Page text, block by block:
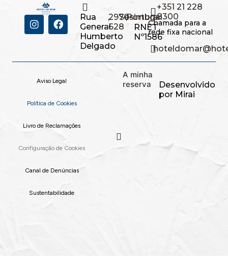
Rua
General
Humberto
Delgado
,2970-
628
Sesimbra
,Portugal
RNET
Nº1586
+351 21 228
8300
Chamada para a
rede fixa nacional
Aviso Legal
Política de Cookies
Livro de Reclamações
Configuração de Cookies
Canal de Denúncias
Sustentabilidade
A minha
reserva
Desenvolvido
por Mirai